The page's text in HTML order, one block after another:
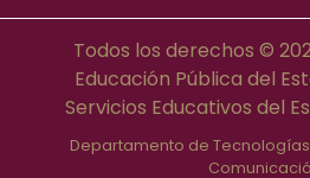
Todos los derechos ©
Educación Pública del
Servicios Educativos del
Departamento de